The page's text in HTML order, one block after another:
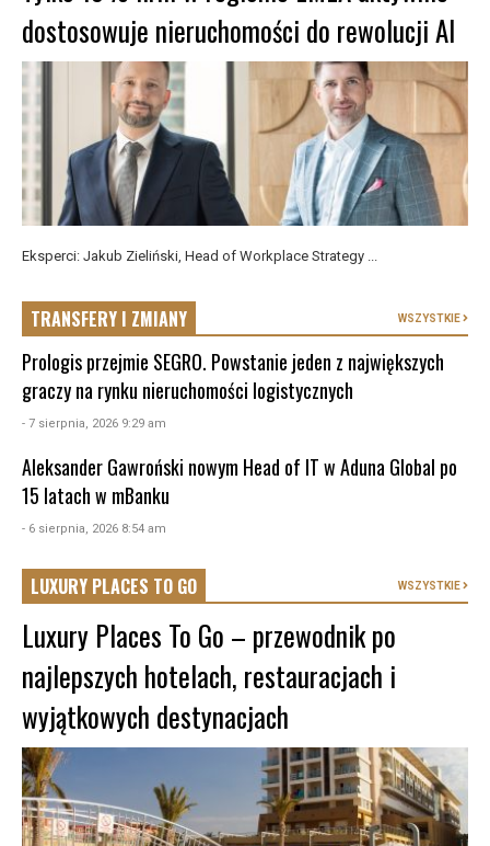
dostosowuje nieruchomości do rewolucji AI
Eksperci: Jakub Zieliński, Head of Workplace Strategy ...
TRANSFERY I ZMIANY WSZYSTKIE
Prologis przejmie SEGRO. Powstanie jeden z największych
graczy na rynku nieruchomości logistycznych
- 7 sierpnia, 2026 9:29 am
Aleksander Gawroński nowym Head of IT w Aduna Global po
15 latach w mBanku
- 6 sierpnia, 2026 8:54 am
LUXURY PLACES TO GO WSZYSTKIE
Luxury Places To Go – przewodnik po
najlepszych hotelach, restauracjach i
wyjątkowych destynacjach